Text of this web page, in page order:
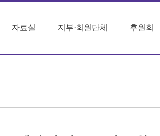
자료실 지부·회원단체 후원회